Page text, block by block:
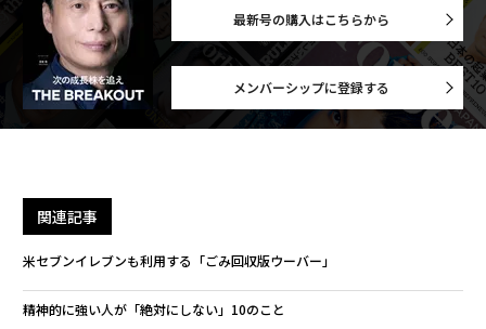
最新号の購入はこちらから
メンバーシップに登録する
関連記事
米セブンイレブンも利用する「ごみ回収版ウーバー」
精神的に強い人が「絶対にしない」10のこと